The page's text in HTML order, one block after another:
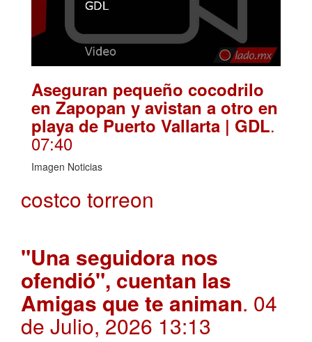
Aseguran pequeño cocodrilo
en Zapopan y avistan a otro en
playa de Puerto Vallarta | GDL.
07:40
Imagen Noticias
costco torreon
"Una seguidora nos
ofendió", cuentan las
Amigas que te animan. 04
de Julio, 2026 13:13